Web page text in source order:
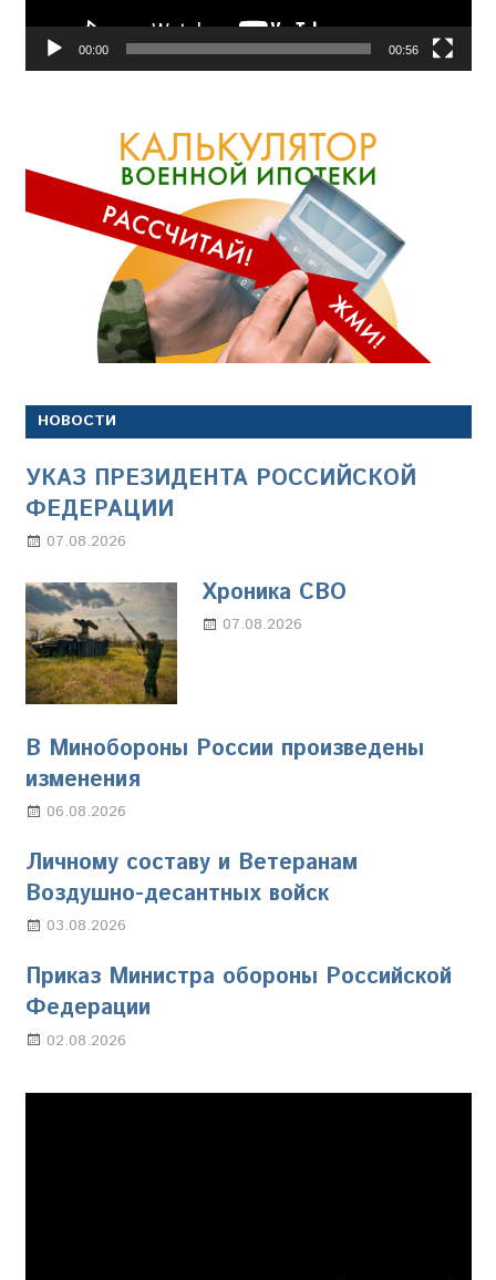
00:00 00:56
НОВОСТИ
УКАЗ ПРЕЗИДЕНТА РОССИЙСКОЙ
ФЕДЕРАЦИИ
07.08.2026
Хроника СВО
07.08.2026
В Минобороны России произведены
изменения
06.08.2026
Личному составу и Ветеранам
Воздушно-десантных войск
03.08.2026
Приказ Министра обороны Российской
Федерации
02.08.2026